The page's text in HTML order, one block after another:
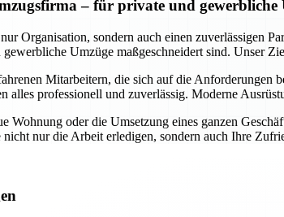
– für private und
Organisation, sondern auch einen zuverlässigen
Umzüge maßgeschneidert sind. Unser
Mitarbeitern, die sich auf die
alles professionell und zuverlässig. Moderne
Wohnung oder die Umsetzung eines ganzen
nicht nur die Arbeit erledigen, sondern auch Ihre